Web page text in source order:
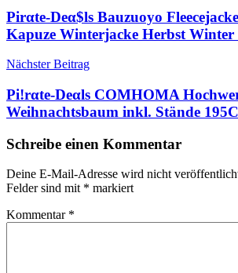
Pirαtе-Dеα$ls Bauzuoyo
Kapuze Winterjacke Herbst
Nächster Beitrag
Pi!rαtе-Dеαls COMHOMA
Weihnachtsbaum inkl. Stände
Schreibe einen Kommentar
Deine E-Mail-Adresse wird nicht
Felder sind mit * markiert
Kommentar *